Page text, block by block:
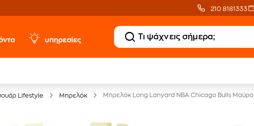
210 8181333
υπηρεσίες
Lifestyle Μπρελόκ Μπρελόκ Long Lanyard NBA Chicago Bulls Μαύρο